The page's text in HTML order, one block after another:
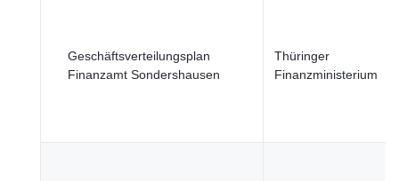
Geschäftsverteilungsplan
Finanzamt Sondershausen
Thüringer
Finanzministerium